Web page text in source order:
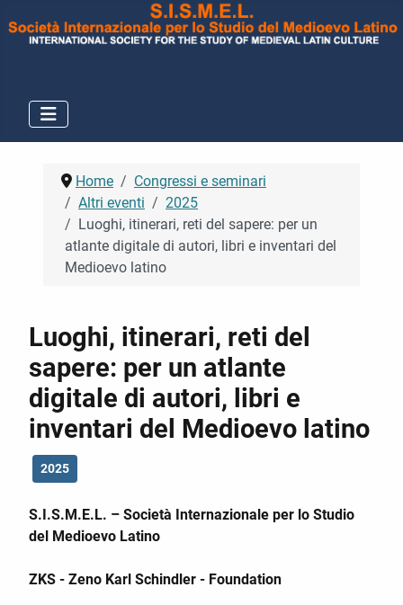
Home
Congressi e seminari
Altri eventi
2025
Luoghi, itinerari, reti del sapere: per un
atlante digitale di autori, libri e inventari del
Medioevo latino
Luoghi, itinerari, reti del
sapere: per un atlante
digitale di autori, libri e
inventari del Medioevo latino
2025
S.I.S.M.E.L. – Società Internazionale per lo Studio
del Medioevo Latino
ZKS - Zeno Karl Schindler - Foundation